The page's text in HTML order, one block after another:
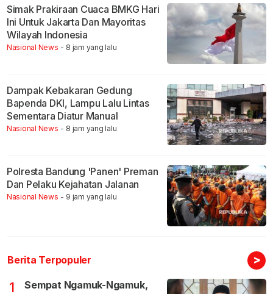
Simak Prakiraan Cuaca BMKG Hari
Ini Untuk Jakarta Dan Mayoritas
Wilayah Indonesia
Nasional News - 8 jam yang lalu
Dampak Kebakaran Gedung
Bapenda DKI, Lampu Lalu Lintas
Sementara Diatur Manual
Nasional News - 8 jam yang lalu
Polresta Bandung 'Panen' Preman
Dan Pelaku Kejahatan Jalanan
Nasional News - 9 jam yang lalu
Berita Terpopuler >
1
Sempat Ngamuk-Ngamuk,